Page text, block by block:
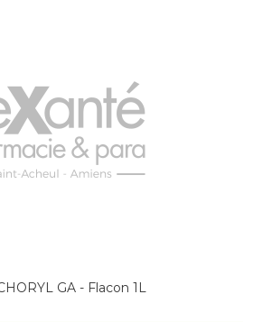
GA - Flacon 1L